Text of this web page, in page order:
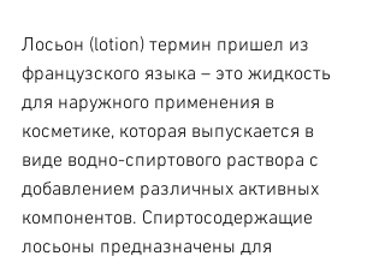
Лосьон (lotion) термин пришел из
французского языка – это жидкость
для наружного применения в
косметике, которая выпускается в
виде водно-спиртового раствора с
добавлением различных активных
компонентов. Спиртосодержащие
лосьоны предназначены для